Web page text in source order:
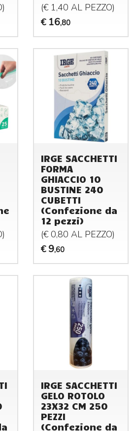
)
(€ 1,40 AL PEZZO)
€ 16,80
)
IRGE SACCHETTI
FORMA
GHIACCIO 10
BUSTINE 240
CUBETTI
(Confezione da
12 pezzi)
(€ 0,80 AL PEZZO)
€ 9,60
IRGE SACCHETTI
GELO ROTOLO
23X32 CM 250
PEZZI
(Confezione da